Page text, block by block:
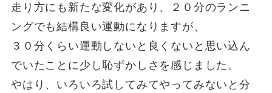
走り方にも新たな変化があり、２０分のランニ
ングでも結構良い運動になりますが、
３０分くらい運動しないと良くないと思い込ん
でいたことに少し恥ずかしさを感じました。
やはり、いろいろ試してみてやってみないと分